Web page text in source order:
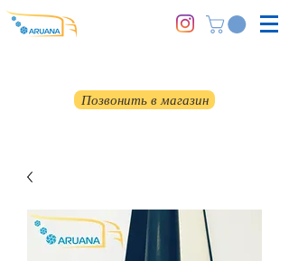
Позвонить в магазин